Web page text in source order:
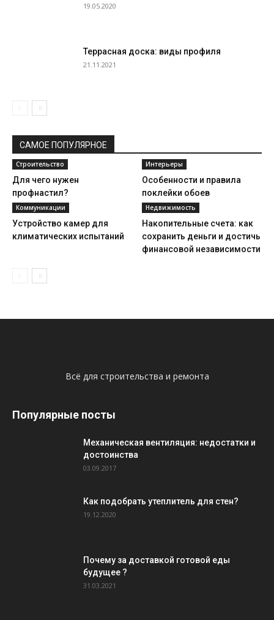
19.05.2020
Террасная доска: виды профиля
21.11.2021
САМОЕ ПОПУЛЯРНОЕ
Строительство
Для чего нужен
профнастил?
Интерьеры
Особенности и правила
поклейки обоев
Коммуникации
Устройство камер для
климатических испытаний
Недвижимость
Накопительные счета: как
сохранить деньги и достичь
финансовой независимости
Всё для строительства и ремонта
Популярные посты
Механическая вентиляция: недостатки и
достоинства
03.09.2017
Как подобрать утеплитель для стен?
19.12.2020
Почему за доставкой готовой еды
будущее ?
31.03.2021